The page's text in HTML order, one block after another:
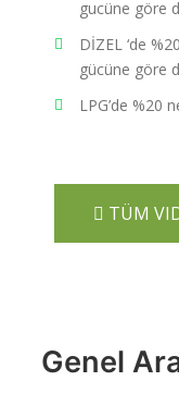
gucüne göre
DİZEL ‘de
gücüne göre
LPG’de %20
TÜM
Genel